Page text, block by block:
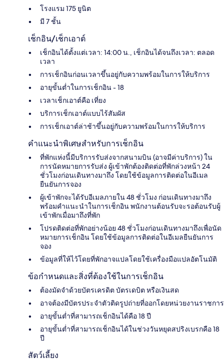
โรงแรม 175 ยูนิต
มี 7 ชั้น
เช็กอิน/เช็กเอาต์
เช็กอินได้ตั้งแต่เวลา: 14:00 น., เช็กอินได้จนถึงเวลา: ตลอด
เวลา
การเช็กอินก่อนเวลาขึ้นอยู่กับความพร้อมในการให้บริการ
อายุขั้นต่ำในการเช็กอิน - 18
เวลาเช็กเอาต์คือ เที่ยง
บริการเช็กเอาต์แบบไร้สัมผัส
การเช็กเอาต์ล่าช้าขึ้นอยู่กับความพร้อมในการให้บริการ
คำแนะนำพิเศษสำหรับการเช็กอิน
ที่พักแห่งนี้มีบริการรับส่งจากสนามบิน (อาจมีค่าบริการ) ใน
การนัดหมายการรับส่ง ผู้เข้าพักต้องติดต่อที่พักล่วงหน้า 24
ชั่วโมงก่อนเดินทางมาถึง โดยใช้ข้อมูลการติดต่อในอีเมล
ยืนยันการจอง
ผู้เข้าพักจะได้รับอีเมลภายใน 48 ชั่วโมง ก่อนเดินทางมาถึง
พร้อมคำแนะนำในการเช็กอิน พนักงานต้อนรับจะรอต้อนรับผู้
เข้าพักเมื่อมาถึงที่พัก
โปรดติดต่อที่พักอย่างน้อย 48 ชั่วโมงก่อนเดินทางมาถึงเพื่อนัด
หมายการเช็กอิน โดยใช้ข้อมูลการติดต่อในอีเมลยืนยันการ
จอง
ข้อมูลที่ให้ไว้โดยที่พักอาจแปลโดยใช้เครื่องมือแปลอัตโนมัติ
ข้อกำหนดและสิ่งที่ต้องใช้ในการเช็กอิน
ต้องมัดจำด้วยบัตรเครดิต บัตรเดบิต หรือเงินสด
อาจต้องมีบัตรประจำตัวติดรูปถ่ายที่ออกโดยหน่วยงานราชการ
อายุขั้นต่ำที่สามารถเช็กอินได้คือ 18 ปี
อายุขั้นต่ำที่สามารถเช็กอินได้ในช่วงวันหยุดสปริงเบรกคือ 18
ปี
สัตว์เลี้ยง